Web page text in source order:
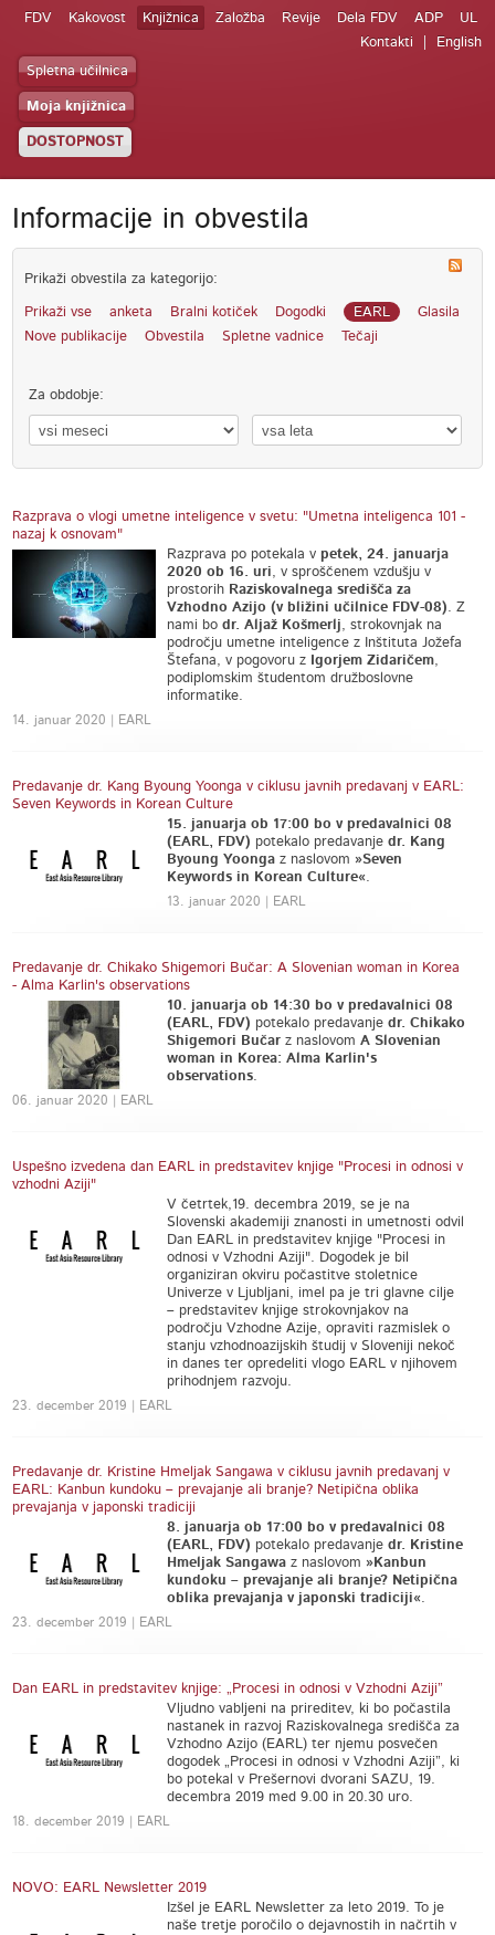
FDV Kakovost Knjižnica Založba Revije Dela FDV ADP
UL
Kontakti
English
Spletna učilnica
Moja knjižnica
DOSTOPNOST
Informacije in obvestila
Prikaži obvestila za kategorijo:
Prikaži vse anketa Bralni kotiček Dogodki EARL
Glasila
Nove publikacije
Obvestila Spletne vadnice Tečaji
Za obdobje:
Razprava o vlogi umetne inteligence v svetu: "Umetna inteligenca 101 -
nazaj k osnovam"
Razprava po potekala vpetek, 24. januarja
2020 ob 16. uri, v sproščenem vzdušju v
prostorih Raziskovalnega središča za
Vzhodno Azijo (v bližini učilnice FDV-08). Z
nami bodr. Aljaž Košmerlj, strokovnjak na
področju umetne inteligence z Inštituta Jožefa
Štefana, v pogovoru z
Igorjem Zidaričem,
podiplomskim študentom družboslovne
informatike.
14. januar 2020 | EARL
Predavanje dr. Kang Byoung Yoonga v ciklusu javnih predavanj v EARL:
Seven Keywords in Korean Culture
15. januarja ob 17:00 bo v predavalnici 08
(EARL, FDV) potekalo predavanjedr. Kang
Byoung Yoonga z naslovom »Seven
Keywords in Korean Culture«.
13. januar 2020 | EARL
Predavanje dr. Chikako Shigemori Bučar: A Slovenian woman in Korea
- Alma Karlin's observations
10. januarja ob 14:30 bo v predavalnici 08
(EARL, FDV) potekalo predavanjedr. Chikako
Shigemori Bučar z naslovomA Slovenian
woman in Korea: Alma Karlin's
observations.
06. januar 2020 | EARL
Uspešno izvedena dan EARL in predstavitev knjige "Procesi in odnosi v
vzhodni Aziji"
V četrtek,19. decembra 2019, se je na
Slovenski akademiji znanosti in umetnosti odvil
Dan EARL in predstavitev knjige "Procesi in
odnosi v Vzhodni Aziji". Dogodek je bil
organiziran okviru počastitve stoletnice
Univerze v Ljubljani, imel pa je tri glavne cilje
– predstavitev knjige strokovnjakov na
področju Vzhodne Azije, opraviti razmislek o
stanju vzhodnoazijskih študij v Sloveniji nekoč
in danes ter opredeliti vlogo EARL v njihovem
prihodnjem razvoju.
23. december 2019 | EARL
Predavanje dr. Kristine Hmeljak Sangawa v ciklusu javnih predavanj v
EARL: Kanbun kundoku – prevajanje ali branje? Netipična oblika
prevajanja v japonski tradiciji
8. januarja ob 17:00 bo v predavalnici 08
(EARL, FDV) potekalo predavanje dr. Kristine
Hmeljak Sangawa z naslovom »Kanbun
kundoku – prevajanje ali branje? Netipična
oblika prevajanja v japonski tradiciji«.
23. december 2019 | EARL
Dan EARL in predstavitev knjige: „Procesi in odnosi v Vzhodni Aziji”
Vljudno vabljeni na prireditev, ki bo počastila
nastanek in razvoj Raziskovalnega središča za
Vzhodno Azijo (EARL) ter njemu posvečen
dogodek „Procesi in odnosi v Vzhodni Aziji”, ki
bo potekal v Prešernovi dvorani SAZU, 19.
decembra 2019 med 9.00 in 20.30 uro. ​
18. december 2019 | EARL
NOVO: EARL Newsletter 2019
Izšel je EARL Newsletter za leto 2019. To je
naše tretje poročilo o dejavnostih in načrtih v